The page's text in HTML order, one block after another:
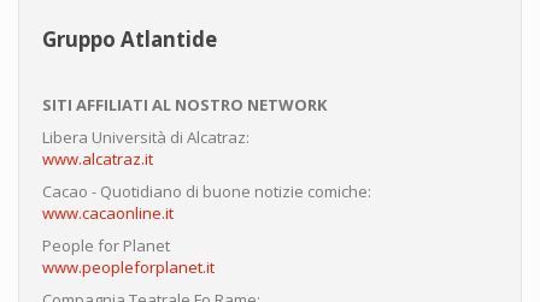
Gruppo Atlantide
SITI AFFILIATI AL NOSTRO NETWORK
Libera Università di Alcatraz:
www.alcatraz.it
Cacao - Quotidiano di buone notizie comiche:
www.cacaonline.it
People for Planet
www.peopleforplanet.it